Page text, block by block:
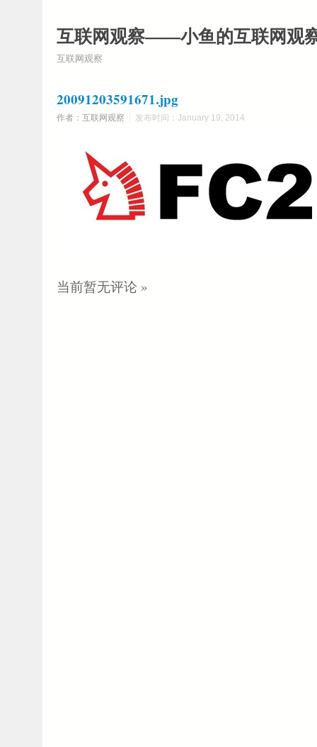
互联网观察——小鱼的互联网观
互联网观察
20091203591671.jpg
作者：互联网观察 发布时间：January 19, 2014
当前暂无评论 »